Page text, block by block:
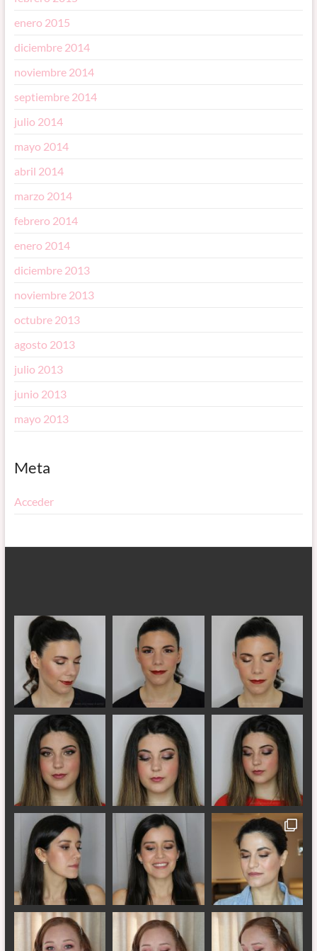
enero 2015
diciembre 2014
noviembre 2014
septiembre 2014
julio 2014
mayo 2014
abril 2014
marzo 2014
febrero 2014
enero 2014
diciembre 2013
noviembre 2013
octubre 2013
agosto 2013
julio 2013
junio 2013
mayo 2013
Meta
Acceder